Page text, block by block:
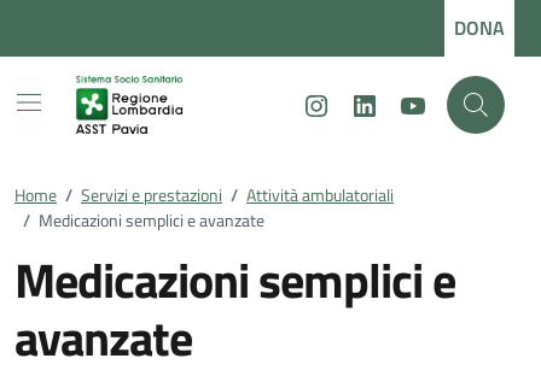
DONA
InstagramLinkedInYoutube
Home / Servizi e prestazioni / Attività ambulatoriali
/ Medicazioni semplici e avanzate
Medicazioni semplici e
avanzate